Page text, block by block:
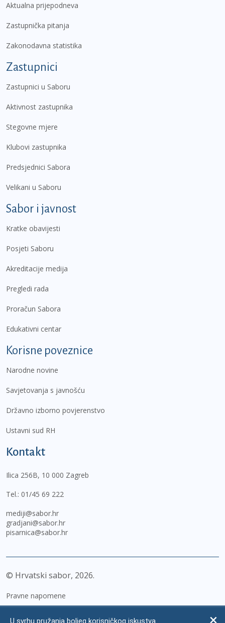
Aktualna prijepodneva
Zastupnička pitanja
Zakonodavna statistika
Zastupnici
Zastupnici u Saboru
Aktivnost zastupnika
Stegovne mjere
Klubovi zastupnika
Predsjednici Sabora
Velikani u Saboru
Sabor i javnost
Kratke obavijesti
Posjeti Saboru
Akreditacije medija
Pregledi rada
Proračun Sabora
Edukativni centar
Korisne poveznice
Narodne novine
Savjetovanja s javnošću
Državno izborno povjerenstvo
Ustavni sud RH
Kontakt
Ilica 256B, 10 000 Zagreb
Tel.: 01/45 69 222
mediji@sabor.hr
gradjani@sabor.hr
pisarnica@sabor.hr
© Hrvatski sabor, 2026
Pravne napomene
U svrhu pružanja boljeg korisničkog iskustva